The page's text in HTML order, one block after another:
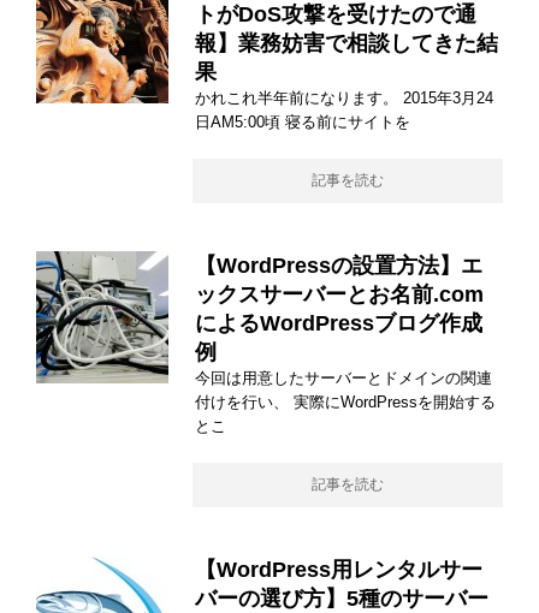
トがDoS攻撃を受けたので通
報】業務妨害で相談してきた結
果
かれこれ半年前になります。 2015年3月24
日AM5:00頃 寝る前にサイトを
記事を読む
【WordPressの設置方法】エ
ックスサーバーとお名前.com
によるWordPressブログ作成
例
今回は用意したサーバーとドメインの関連
付けを行い、 実際にWordPressを開始する
とこ
記事を読む
【WordPress用レンタルサー
バーの選び方】5種のサーバー